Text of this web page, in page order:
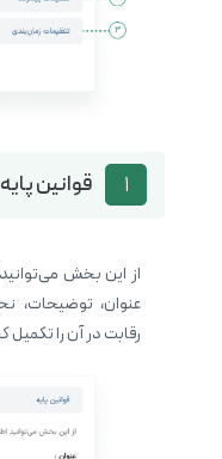
1 قوانین پایه
از این بخش
عنوان، توضیحات،
رقابت در آن را تکمیل